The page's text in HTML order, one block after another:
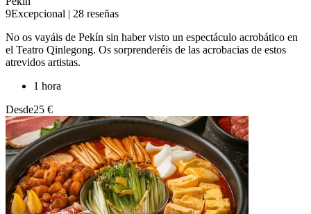
9Excepcional | 28 reseñas
No os vayáis de Pekín sin haber visto un espectáculo acrobático en
el Teatro Qinlegong​. Os sorprenderéis de las acrobacias de estos
atrevidos artistas.
1 hora
Desde25 €